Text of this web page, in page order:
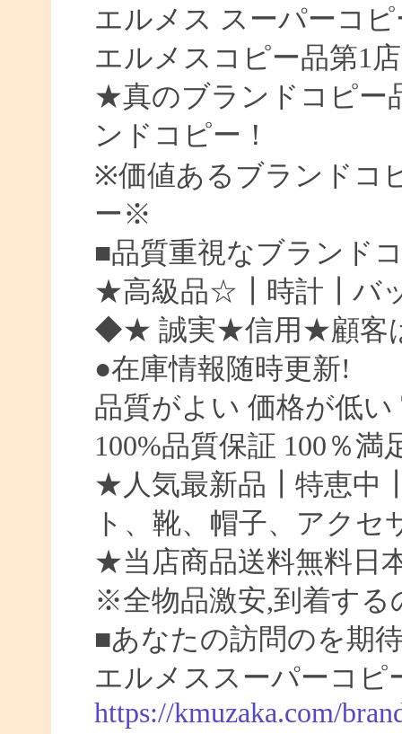
エルメス スーパーコ
エルメスコピー品第1
★真のブランドコピー
ンドコピー！
※価値あるブランドコ
ー※
■品質重視なブランド
★高級品☆┃時計┃バ
◆★ 誠実★信用★顧客
●在庫情報随時更新!
品質がよい 価格が低
100%品質保証 100％満
★人気最新品┃特恵中
ト、靴、帽子、アク
★当店商品送料無料日
※全物品激安,到着する
■あなたの訪問のを
エルメススーパーコピ
https://kmuzaka.com/